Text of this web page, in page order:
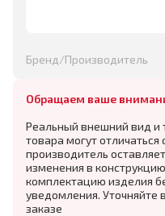
Бренд/Производитель
Обращаем ваше
Реальный внешний вид и
товара могут
производитель
изменения в
комплектацию изделия
уведомления.
заказе